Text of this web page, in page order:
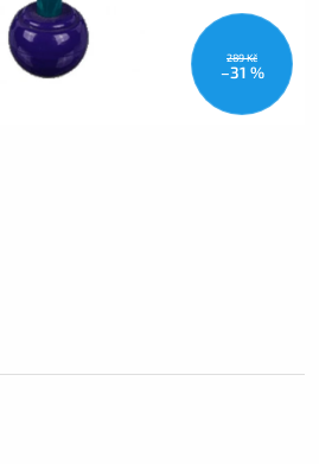
289 Kč
–31 %